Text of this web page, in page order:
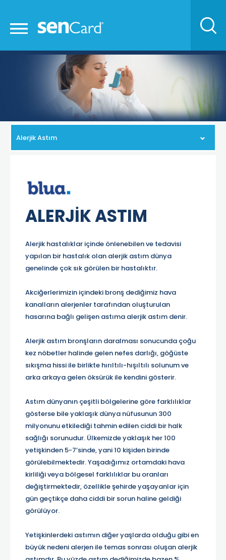
Alerjik Astım
ALERJİK ASTIM
Alerjik hastalıklar içinde önlenebilen ve tedavisi
yapılan bir hastalık olan alerjik astım dünya
genelinde çok sık görülen bir hastalıktır.
Akciğerlerimizin içindeki bronş dediğimiz hava
kanalların alerjenler tarafından oluşturulan
hasarına bağlı gelişen astıma alerjik astım denir.
Alerjik astım bronşların daralması sonucunda çoğu
kez nöbetler halinde gelen nefes darlığı, göğüste
sıkışma hissi ile birlikte hırıltılı-hışıltılı solunum ve
arka arkaya gelen öksürük ile kendini gösterir.
Astım dünyanın çeşitli bölgelerine göre farklılıklar
gösterse bile yaklaşık dünya nüfusunun 300
milyonunu etkilediği tahmin edilen ciddi bir halk
sağlığı sorunudur. Ülkemizde yaklaşık her 100
yetişkinden 5-7’sinde, yani 10 kişiden birinde
görülebilmektedir. Yaşadığımız ortamdaki hava
kirliliği veya bölgesel farklılıklar bu oranları
değiştirmektedir, özellikle şehirde yaşayanlar için
gün geçtikçe daha ciddi bir sorun haline geldiği
görülüyor.
Yetişkinlerdeki astımın diğer yaşlarda olduğu gibi en
büyük nedeni alerjen ile temas sonrası oluşan alerjik